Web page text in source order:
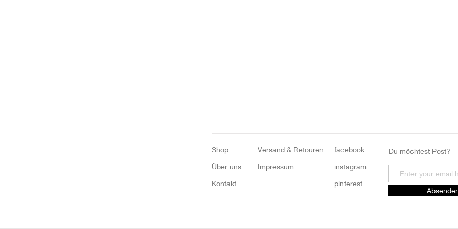
Shop
Über uns
Kontakt
Versand & Retouren
Impressum
facebook
instagram
pinterest
Du möchtest Post?